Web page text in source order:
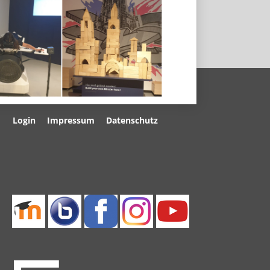
Navigation
Login Impressum Datenschutz